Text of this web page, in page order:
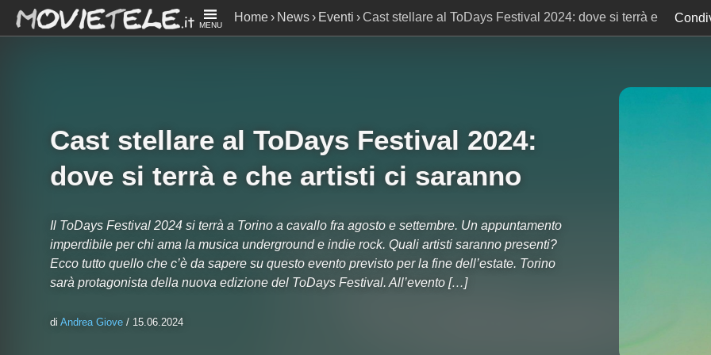
MENU
Home News Eventi
Cast stellare al ToDays Festival 2024: dove si terrà e
che artisti ci saranno
Cast stellare al ToDays Festival 2024:
dove si terrà e che artisti ci saranno
Il ToDays Festival 2024 si terrà a Torino a cavallo fra agosto e settembre. Un appuntamento
imperdibile per chi ama la musica underground e indie rock. Quali artisti saranno presenti?
Ecco tutto quello che c’è da sapere su questo evento previsto per la fine dell’estate. Torino
sarà protagonista della nuova edizione del ToDays Festival. All’evento […]
di Andrea Giove / 15.06.2024